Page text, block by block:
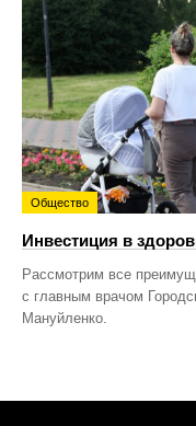
Общество
Инвестиция в
Рассмотрим все
с главным врачом
Мануйленко.